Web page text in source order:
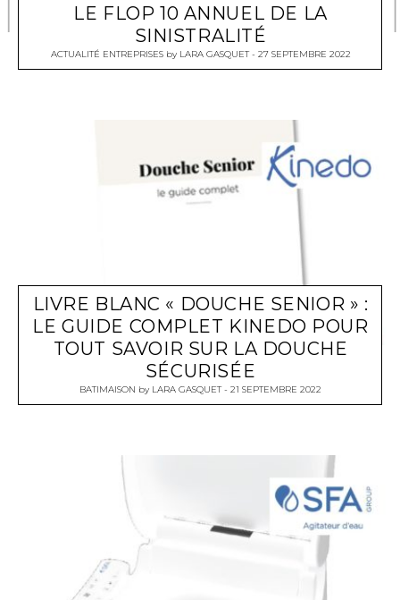
LE FLOP 10 ANNUEL DE LA
SINISTRALITÉ
ACTUALITÉ ENTREPRISESby LARA GASQUET 27 SEPTEMBRE 2022
LIVRE BLANC « DOUCHE SENIOR » :
LE GUIDE COMPLET KINEDO POUR
TOUT SAVOIR SUR LA DOUCHE
SÉCURISÉE
BATIMAISON by LARA GASQUET 21 SEPTEMBRE 2022